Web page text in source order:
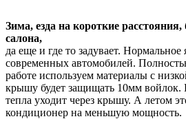
Зима, езда на короткие
салона,
да еще и где то задувает. Нормальное
современных автомобилей.
работе используем материалы с
крышу будет защищать 10мм войлок.
тепла уходит через крышу. А летом
кондиционер на меньшую мощность.